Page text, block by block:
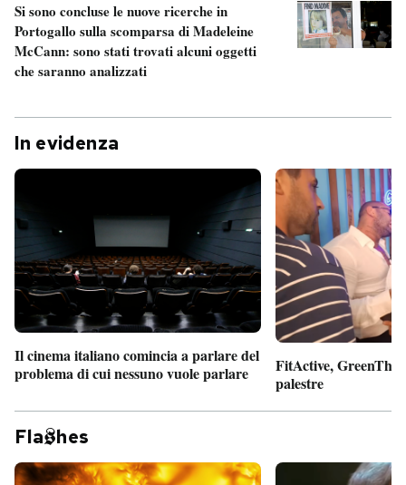
Si sono concluse le nuove ricerche in
Portogallo sulla scomparsa di Madeleine
McCann: sono stati trovati alcuni oggetti
che saranno analizzati
In evidenza
Il cinema italiano comincia a parlare del
problema di cui nessuno vuole parlare
FitActive,
palestre
Fla hes